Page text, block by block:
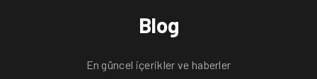
Blog
En güncel içerikler ve haberler